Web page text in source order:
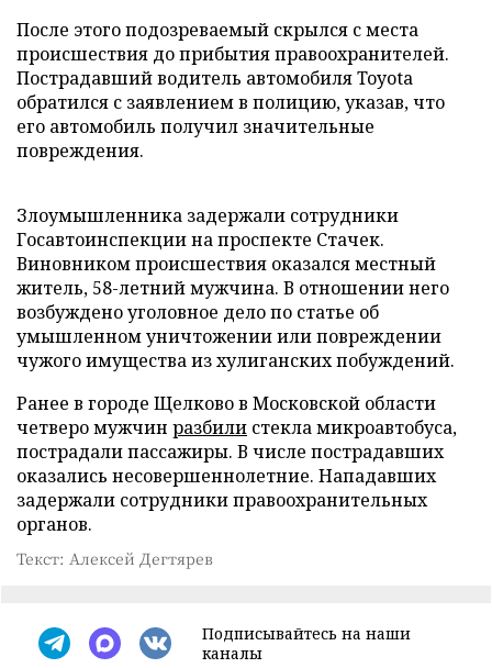
После этого подозреваемый скрылся с места
происшествия до прибытия правоохранителей.
Пострадавший водитель автомобиля Toyota
обратился с заявлением в полицию, указав, что
его автомобиль получил значительные
повреждения.
Злоумышленника задержали сотрудники
Госавтоинспекции на проспекте Стачек.
Виновником происшествия оказался местный
житель, 58-летний мужчина. В отношении него
возбуждено уголовное дело по статье об
умышленном уничтожении или повреждении
чужого имущества из хулиганских побуждений.
Ранее в городе Щелково в Московской области
четверо мужчин разбили стекла микроавтобуса,
пострадали пассажиры. В числе пострадавших
оказались несовершеннолетние. Нападавших
задержали сотрудники правоохранительных
органов.
Текст: Алексей Дегтярев
Подписывайтесь на наши
каналы